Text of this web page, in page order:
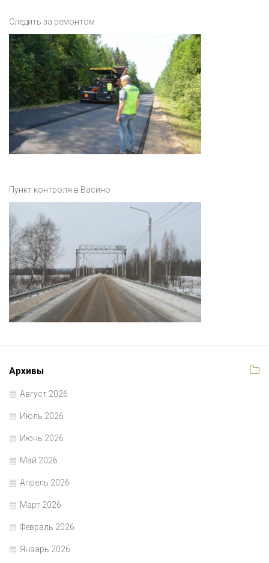
Следить за ремонтом
Пункт контроля в Васино
Архивы
Август 2026
Июль 2026
Июнь 2026
Май 2026
Апрель 2026
Март 2026
Февраль 2026
Январь 2026